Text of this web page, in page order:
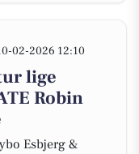
02-2026 12:10
lige
Robin
Esbjerg &